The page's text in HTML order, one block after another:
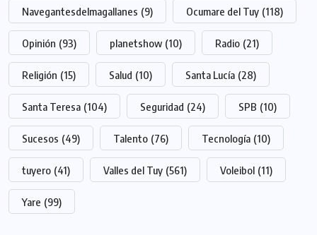
Navegantesdelmagallanes (9) Ocumare del Tuy (118)
Opinión (93) planetshow (10) Radio (21)
Religión (15) Salud (10) Santa Lucía (28)
Santa Teresa (104) Seguridad (24) SPB (10)
Sucesos (49) Talento (76) Tecnología (10)
tuyero (41) Valles del Tuy (561) Voleibol (11)
Yare (99)